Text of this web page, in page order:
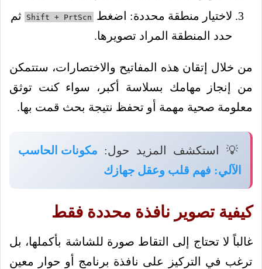
لاختيار منطقة محددة: اضغط
Shift + PrtScn
ثم
حدد المنطقة المراد تصويرها.
من خلال إتقان هذه المفاتيح والاختصارات، ستتمكن
من إنجاز مهامك بسلاسة أكبر، سواء كنت توثق
معلومة صحية مهمة أو تحفظ نتيجة بحث قمت بها.
💡 استكشف المزيد حول: مكونات الحاسب
الآلي: فهم قلب وعقل جهازك
كيفية تصوير نافذة محددة فقط
غالباً لا تحتاج إلى التقاط صورة للشاشة بأكملها، بل
ترغب في التركيز على نافذة برنامج أو حوار معين